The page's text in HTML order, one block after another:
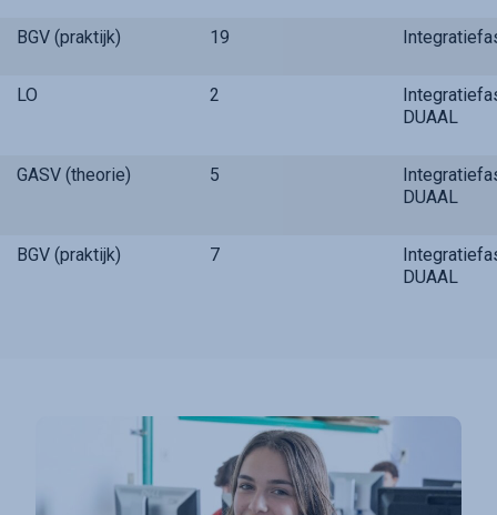
BGV (praktijk) 19
LO 2
DUAAL
GASV (theorie) 5
DUAAL
BGV (praktijk) 7
DUAAL